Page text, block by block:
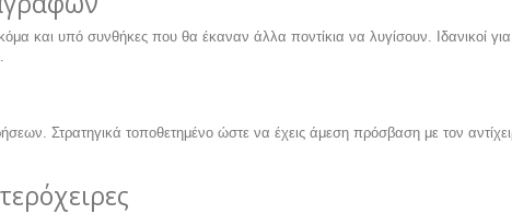
και υπό συνθήκες που θα έκαναν άλλα ποντίκια να λυγίσουν. Ιδανικοί
Στρατηγικά τοποθετημένο ώστε να έχεις άμεση πρόσβαση με τον